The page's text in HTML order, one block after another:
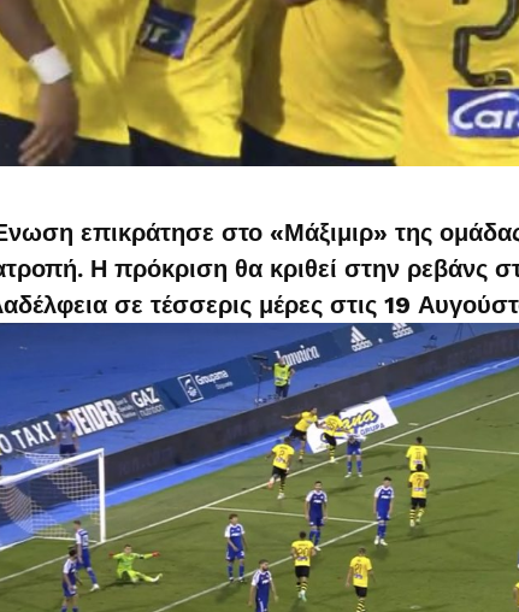
επικράτησε στο «Μάξιμιρ» της
Η πρόκριση θα κριθεί στην ρεβάνς
σε τέσσερις μέρες στις 19